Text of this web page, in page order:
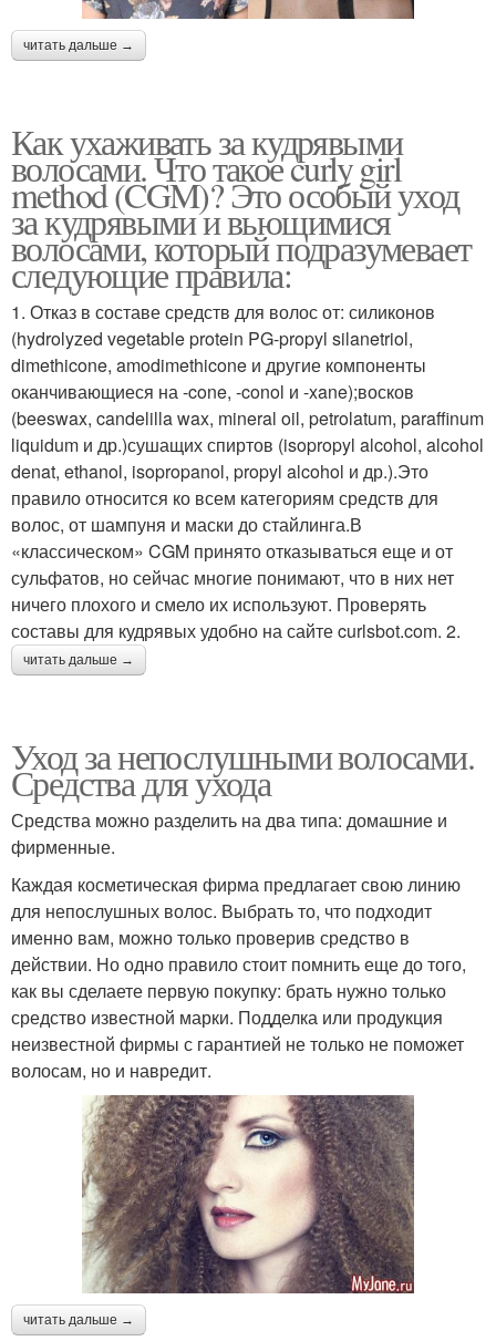
читать дальше →
Как ухаживать за кудрявыми
волосами. Что такое curly girl
method (CGM)? Это особый уход
за кудрявыми и вьющимися
волосами, который подразумевает
следующие правила:
1. Отказ в составе средств для волос от: силиконов
(hydrolyzed vegetable protein PG-propyl silanetriol,
dimethicone, amodimethicone и другие компоненты
оканчивающиеся на -cone, -conol и -xane);восков
(beeswax, candelilla wax, mineral oil, petrolatum, paraffinum
liquidum и др.)сушащих спиртов (isopropyl alcohol, alcohol
denat, ethanol, isopropanol, propyl alcohol и др.).Это
правило относится ко всем категориям средств для
волос, от шампуня и маски до стайлинга.В
«классическом» CGM принято отказываться еще и от
сульфатов, но сейчас многие понимают, что в них нет
ничего плохого и смело их используют. Проверять
составы для кудрявых удобно на сайте curlsbot.com. 2.
читать дальше →
Уход за непослушными волосами.
Средства для ухода
Средства можно разделить на два типа: домашние и
фирменные.
Каждая косметическая фирма предлагает свою линию
для непослушных волос. Выбрать то, что подходит
именно вам, можно только проверив средство в
действии. Но одно правило стоит помнить еще до того,
как вы сделаете первую покупку: брать нужно только
средство известной марки. Подделка или продукция
неизвестной фирмы с гарантией не только не поможет
волосам, но и навредит.
читать дальше →